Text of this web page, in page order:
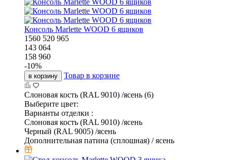
Консоль Marlette WOOD 6 ящиков
1560 520 965
143 064
158 960
-10%
в корзину Товар в корзине
Слоновая кость (RAL 9010) /ясень (6)
Выберите цвет:
Варианты отделки :
Слоновая кость (RAL 9010) /ясень
Черный (RAL 9005) /ясень
Дополнительная патина (сплошная) / ясень